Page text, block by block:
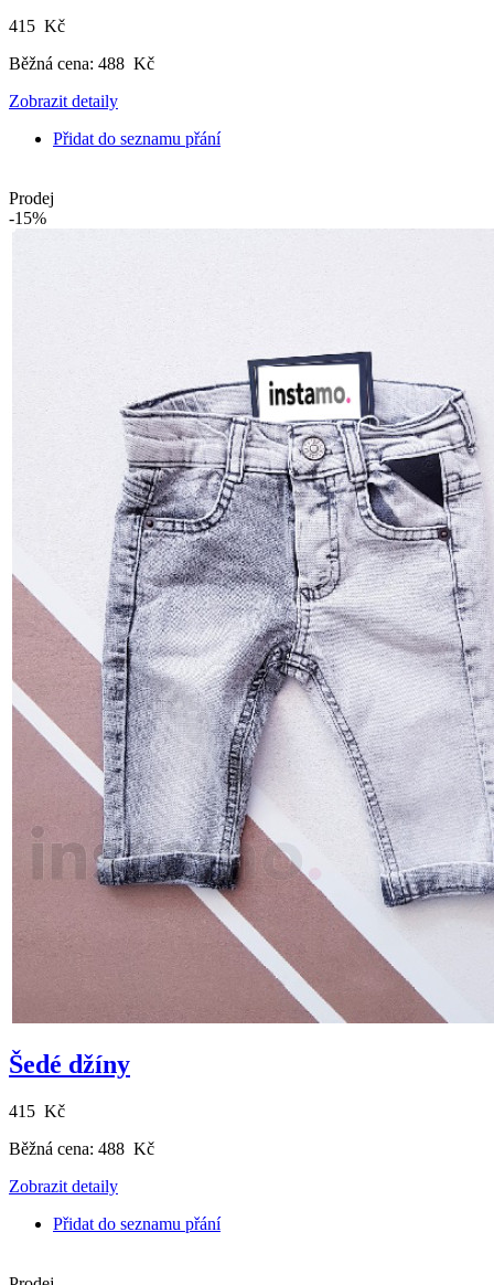
415 Kč
Běžná cena: 488 Kč
Zobrazit detaily
Přidat do seznamu přání
Prodej
-15%
Šedé džíny
415 Kč
Běžná cena: 488 Kč
Zobrazit detaily
Přidat do seznamu přání